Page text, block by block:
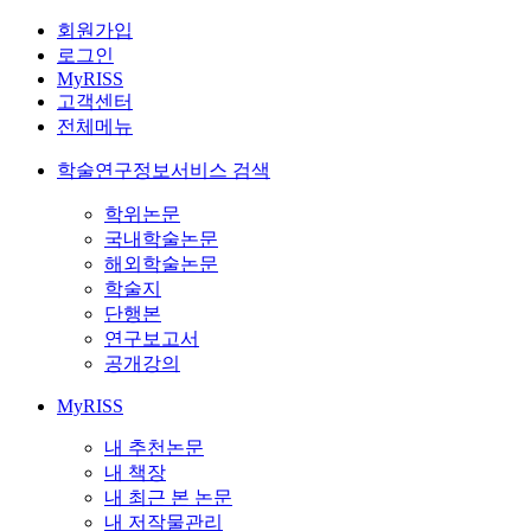
회원가입
로그인
MyRISS
고객센터
전체메뉴
학술연구정보서비스 검색
학위논문
국내학술논문
해외학술논문
학술지
단행본
연구보고서
공개강의
MyRISS
내 추천논문
내 책장
내 최근 본 논문
내 저작물관리